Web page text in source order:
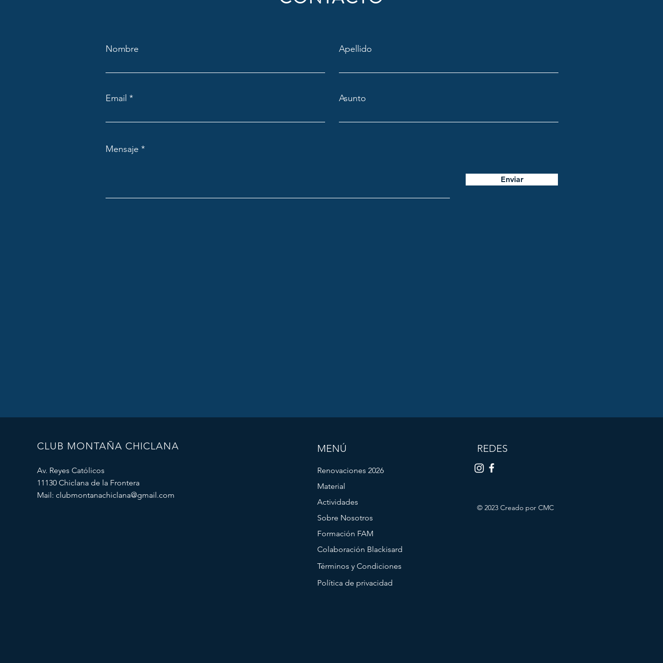
Nombre Apellido
Email Asunto
Mensaje
Enviar
CLUB MONTAÑA CHICLANA
Av. Reyes Católicos
11130 Chiclana de la Frontera
Mail: clubmontanachiclana@gmail.com
MENÚ
Renovaciones 2026
Material
Actividades
Sobre Nosotros
Formación FAM
Colaboración Blackisard
Términos y Condiciones
Política de privacidad
REDES
© 2023 Creado por CMC